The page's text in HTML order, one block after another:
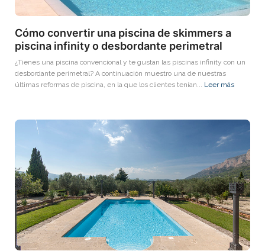
Cómo convertir una piscina de skimmers a
piscina infinity o desbordante perimetral
¿Tienes una piscina convencional y te gustan las piscinas infinity con un
desbordante perimetral? A continuación muestro una de nuestras
últimas reformas de piscina, en la que los clientes tenían... Leer más